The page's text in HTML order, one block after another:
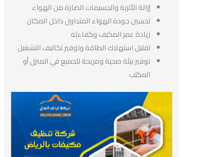
إزالة الأتربة والجسيمات الضارة من الهواء
تحسين جودة الهواء المتداول داخل المكان
زيادة عمر المكيف وكفاءته
تقليل استهلاك الطاقة وتوفير تكاليف التشغيل
توفير بيئة صحية ومريحة للجميع في المنزل أو
المكتب